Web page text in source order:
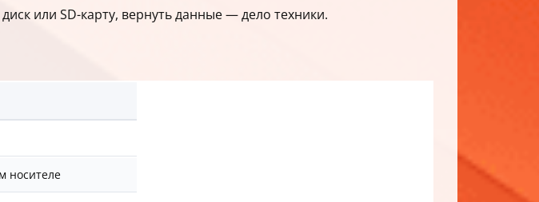
или SD-карту, вернуть данные — дело техники.
носителе